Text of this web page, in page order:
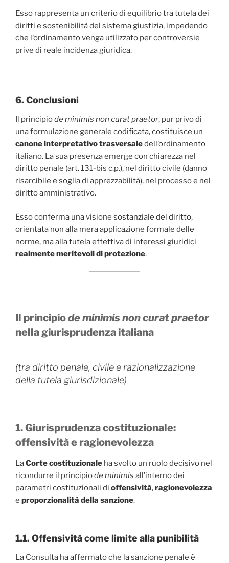
Esso rappresenta un criterio di equilibrio tra tutela dei
diritti e sostenibilità del sistema giustizia, impedendo
che l’ordinamento venga utilizzato per controversie
prive di reale incidenza giuridica.
6. Conclusioni
Il principiode minimis non curat praetor, pur privo di
una formulazione generale codificata, costituisce un
canone interpretativo trasversaledell’ordinamento
italiano. La sua presenza emerge con chiarezza nel
diritto penale (art. 131-bis c.p.), nel diritto civile (danno
risarcibile e soglia di apprezzabilità), nel processo e nel
diritto amministrativo.
Esso conferma una visione sostanziale del diritto,
orientata non alla mera applicazione formale delle
norme, ma alla tutela effettiva di interessi giuridici
realmente meritevoli di protezione.
Il principiode minimis non curat praetor
nella giurisprudenza italiana
(tra diritto penale, civile e razionalizzazione
della tutela giurisdizionale)
1. Giurisprudenza costituzionale:
offensività e ragionevolezza
LaCorte costituzionale ha svolto un ruolo decisivo nel
ricondurre il principiode minimis all’interno dei
parametri costituzionali di offensività,ragionevolezza
e proporzionalità della sanzione.
1.1. Offensività come limite alla punibilità
La Consulta ha affermato che la sanzione penale è